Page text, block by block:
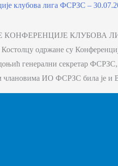
клубова лига ФСРЗС –
КЛУБОВА ЛИГА
одржане су
генерални секретар
члановима ИО ФСРЗС била је